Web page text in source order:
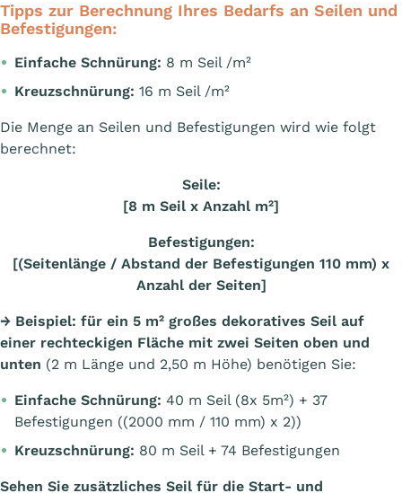
Tipps zur Berechnung Ihres Bedarfs an Seilen und
Befestigungen:
Einfache Schnürung: 8 m Seil /m²
Kreuzschnürung: 16 m Seil /m²
Die Menge an Seilen und Befestigungen wird wie folgt
berechnet:
Seile:
[8 m Seil x Anzahl m²]
Befestigungen:
[(Seitenlänge / Abstand der Befestigungen 110 mm) x
Anzahl der Seiten]
→ Beispiel: für ein 5 m² großes dekoratives Seil auf
einer rechteckigen Fläche mit zwei Seiten oben und
unten (2 m Länge und 2,50 m Höhe) benötigen Sie:
Einfache Schnürung: 40 m Seil (8x 5m²) + 37
Befestigungen ((2000 mm / 110 mm) x 2))
Kreuzschnürung: 80 m Seil + 74 Befestigungen
Sehen Sie zusätzliches Seil für die Start- und